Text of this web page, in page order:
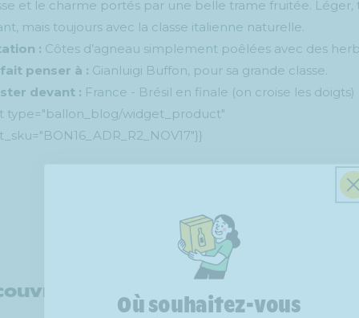
et le charme portés par une belle trame fruitée. Léger,
mais toujours avec la classe italienne naturelle.
: Côtes d’agneau simplement poêlées avec des
penser à : Gianluigi Buffon, pour sa grande classe.
devant : France - Brésil en finale (on croise les doigts)
type="ballon_blog/widget_product"
Retour au blog
d'autres sujets
Où souhaitez-vous